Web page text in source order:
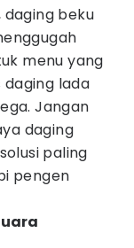
daging beku
menu yang
lada
Jangan
daging
paling
pengen